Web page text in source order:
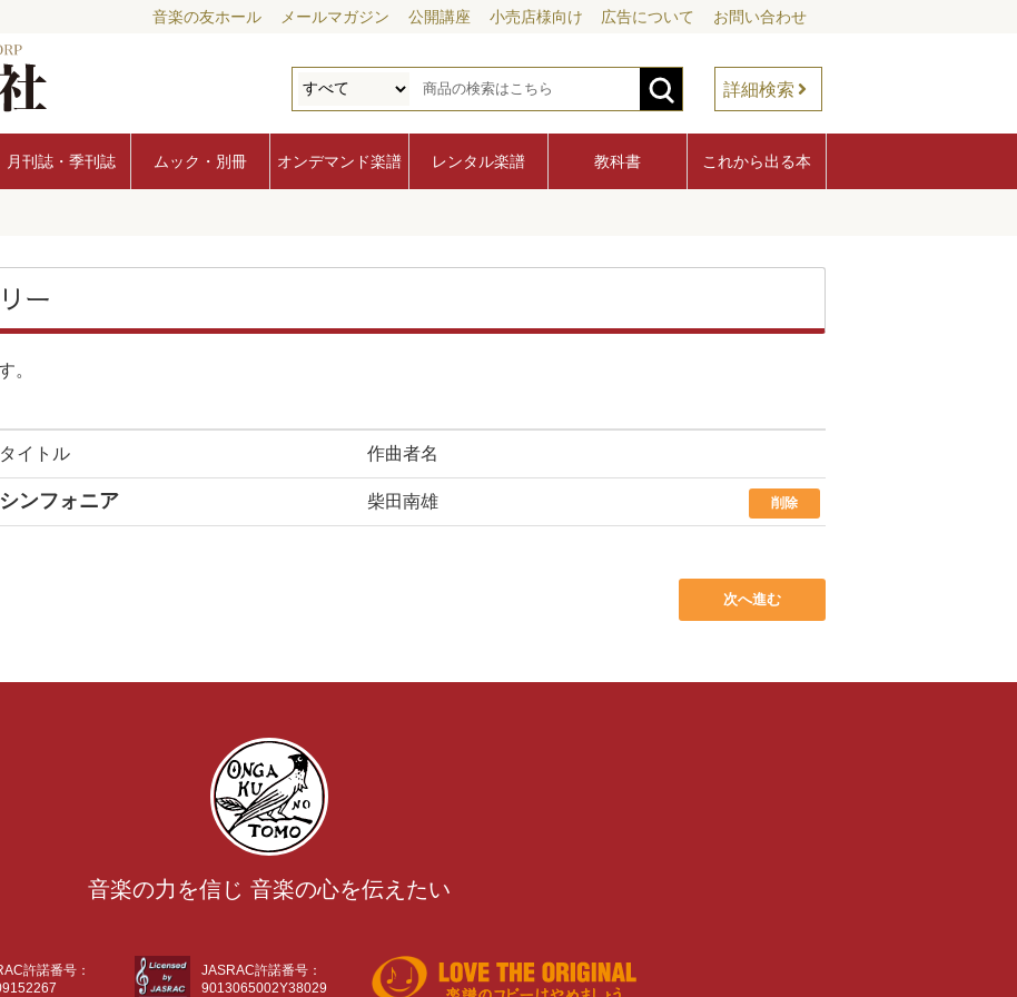
音楽の友ホール メールマガジン 公開講座 小売店様向け 広告について お問い合わせ
詳細検索
月刊誌・季刊誌 ムック・別冊 オンデマンド楽譜 レンタル楽譜 教科書 これから出る本
ー
。
タイトル 作曲者名
シンフォニア 柴田南雄 削除
次へ進む
音楽の力を信じ 音楽の心を伝えたい
許諾番号：
JASRAC許諾番号：
9013065002Y38029